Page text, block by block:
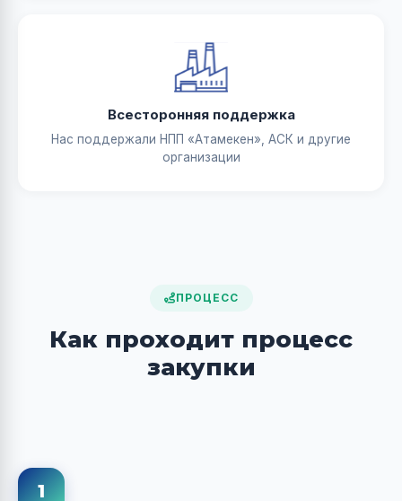
Всесторонняя поддержка
Нас поддержали НПП «Атамекен», АСК и другие
организации
ПРОЦЕСС
Как проходит процесс
закупки
1